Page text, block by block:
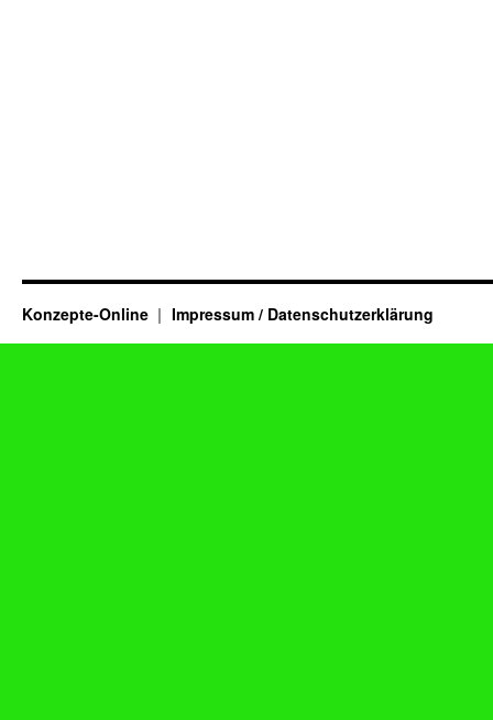
Konzepte-Online Impressum / Datenschutzerklärung